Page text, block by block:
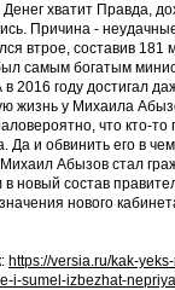
хватит Правда,
Причина -
втрое, составив 181
самым богатым
в 2016 году достигал
жизнь у Михаила
что кто-
Да и обвинить его в
Абызов стал
новый состав
нового
https://versia.ru/kak-
i-sumel-izbezhat-